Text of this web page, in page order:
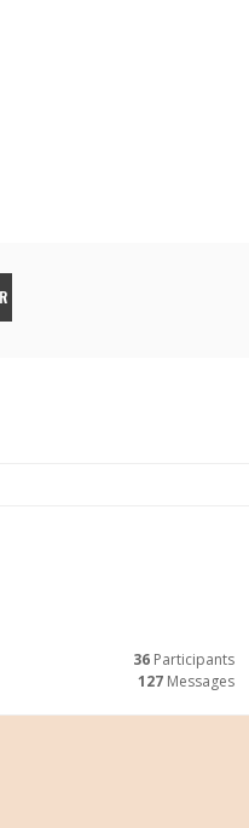
36 Participants
127 Messages